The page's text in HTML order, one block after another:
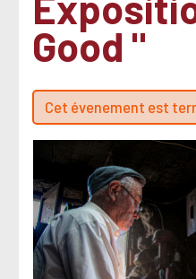
Good "
Cet évenement est